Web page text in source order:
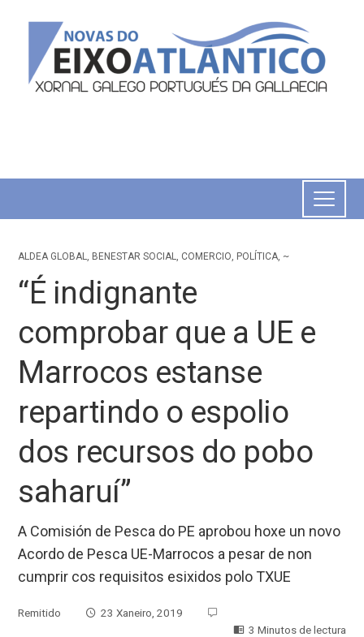
ALDEA GLOBAL, BENESTAR SOCIAL, COMERCIO, POLÍTICA, ~
“É indignante
comprobar que a UE e
Marrocos estanse
repartindo o espolio
dos recursos do pobo
saharuí”
A Comisión de Pesca do PE aprobou hoxe un novo
Acordo de Pesca UE-Marrocos a pesar de non
cumprir cos requisitos esixidos polo TXUE
Remitido
23 Xaneiro, 2019
3 Minutos de lectura